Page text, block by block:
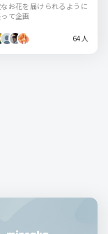
お花を届けられるように
て企画
64人